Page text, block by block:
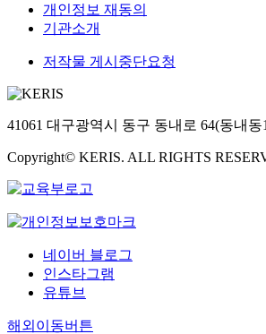
개인정보 재동의
기관소개
저작물 게시중단요청
41061 대구광역시 동구 동내로 64(동내동
Copyright© KERIS. ALL RIGHTS
네이버 블로그
인스타그램
유튜브
해외이동버튼